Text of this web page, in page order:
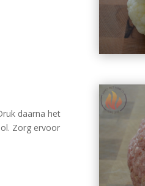
daarna het
Zorg ervoor